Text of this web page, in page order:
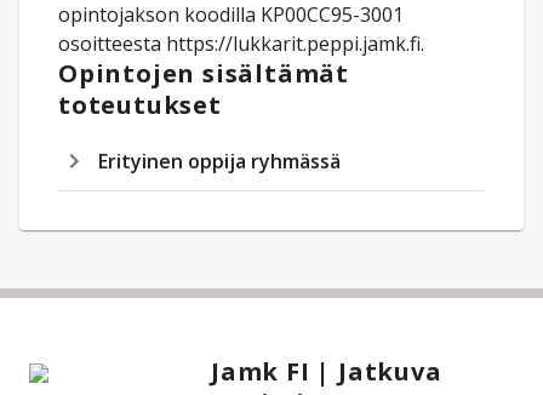
opintojakson koodilla KP00CC95-3001
osoitteesta https://lukkarit.peppi.jamk.fi.
Opintojen sisältämät
toteutukset
Erityinen oppija ryhmässä
Jamk FI | Jatkuva